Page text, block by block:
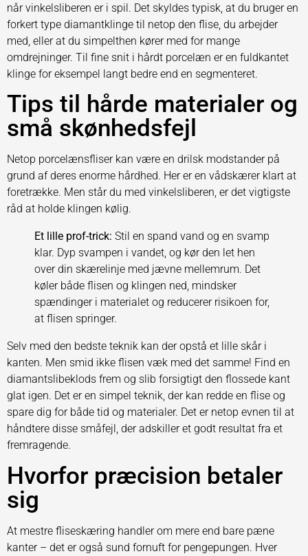
når vinkelsliberen er i spil. Det skyldes typisk, at du bruger en
forkert type diamantklinge til netop den flise, du arbejder
med, eller at du simpelthen kører med for mange
omdrejninger. Til fine snit i hårdt porcelæn er en fuldkantet
klinge for eksempel langt bedre end en segmenteret.
Tips til hårde materialer og
små skønhedsfejl
Netop porcelænsfliser kan være en drilsk modstander på
grund af deres enorme hårdhed. Her er en vådskærer klart at
foretrække. Men står du med vinkelsliberen, er det vigtigste
råd at holde klingen kølig.
Et lille prof-trick: Stil en spand vand og en svamp
klar. Dyp svampen i vandet, og kør den let hen
over din skærelinje med jævne mellemrum. Det
køler både flisen og klingen ned, mindsker
spændinger i materialet og reducerer risikoen for,
at flisen springer.
Selv med den bedste teknik kan der opstå et lille skår i
kanten. Men smid ikke flisen væk med det samme! Find en
diamantslibeklods frem og slib forsigtigt den flossede kant
glat igen. Det er en simpel teknik, der kan redde en flise og
spare dig for både tid og materialer. Det er netop evnen til at
håndtere disse småfejl, der adskiller et godt resultat fra et
fremragende.
Hvorfor præcision betaler
sig
At mestre fliseskæring handler om mere end bare pæne
kanter – det er også sund fornuft for pengepungen. Hver